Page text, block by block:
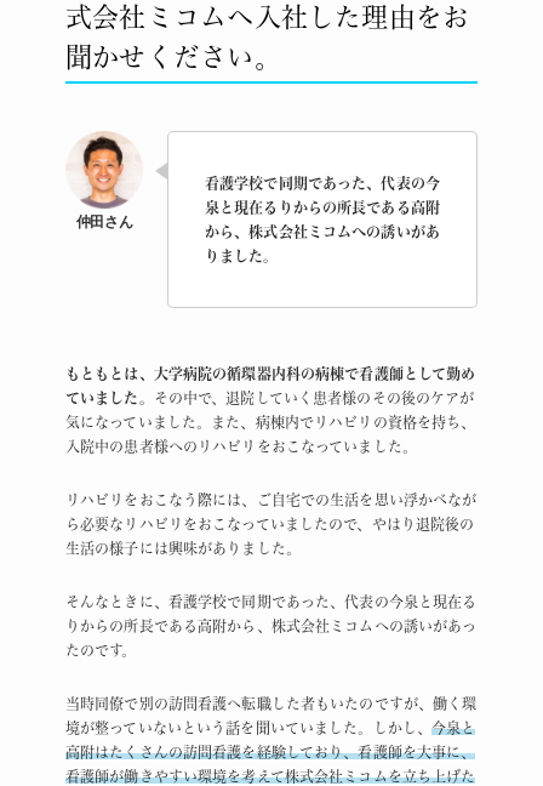
式会社ミコムへ入社した理由をお
聞かせください。
看護学校で同期であった、代表の今
泉と現在るりからの所長である高附
から、株式会社ミコムへの誘いがあ
りました。
もともとは、大学病院の循環器内科の病棟で看護師として勤め
ていました。
その中で、退院していく患者様のその後のケアが
気になっていました。また、病棟内でリハビリの資格を持ち、
入院中の患者様へのリハビリをおこなっていました。
リハビリをおこなう際には、ご自宅での生活を思い浮かべなが
ら必要なリハビリをおこなっていましたので、やはり退院後の
生活の様子には興味がありました。
そんなときに、看護学校で同期であった、代表の今泉と現在る
りからの所長である高附から、株式会社ミコムへの誘いがあっ
たのです。
当時同僚で別の訪問看護へ転職した者もいたのですが、働く環
境が整っていないという話を聞いていました。しかし、 今泉と
高附はたくさんの訪問看護を経験しており、看護師を大事に、
看護師が働きやすい環境を考えて株式会社ミコムを立ち上げた